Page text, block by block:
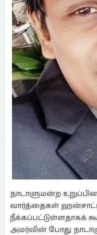
நாடாளுமன்ற
வார்த்தைகள்
நீக்கப்பட்டுள்ளதாகக்
அமர்வின் போது